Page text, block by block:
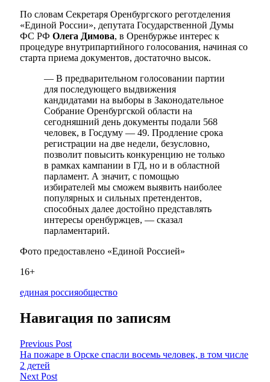
По словам Секретаря Оренбургского реготделения
«Единой России», депутата Государственной Думы
ФС РФ Олега Димова, в Оренбуржье интерес к
процедуре внутрипартийного голосования, начиная со
старта приема документов, достаточно высок.
— В предварительном голосовании партии
для последующего выдвижения
кандидатами на выборы в Законодательное
Собрание Оренбургской области на
сегодняшний день документы подали 568
человек, в Госдуму — 49. Продление срока
регистрации на две недели, безусловно,
позволит повысить конкуренцию не только
в рамках кампании в ГД, но и в областной
парламент. А значит, с помощью
избирателей мы сможем выявить наиболее
популярных и сильных претендентов,
способных далее достойно представлять
интересы оренбуржцев, — сказал
парламентарий.
Фото предоставлено «Единой Россией»
16+
единая россияобщество
Навигация по записям
Previous Post
На пожаре в Орске спасли восемь человек, в том числе
2 детей
Next Post